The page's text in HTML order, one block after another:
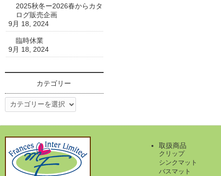
2025秋冬ー2026春からカタ
ログ販売企画
9月 18, 2024
臨時休業
9月 18, 2024
カテゴリー
カ
テ
リ
ー
取扱商品
クリップ
シンクマット
バスマット